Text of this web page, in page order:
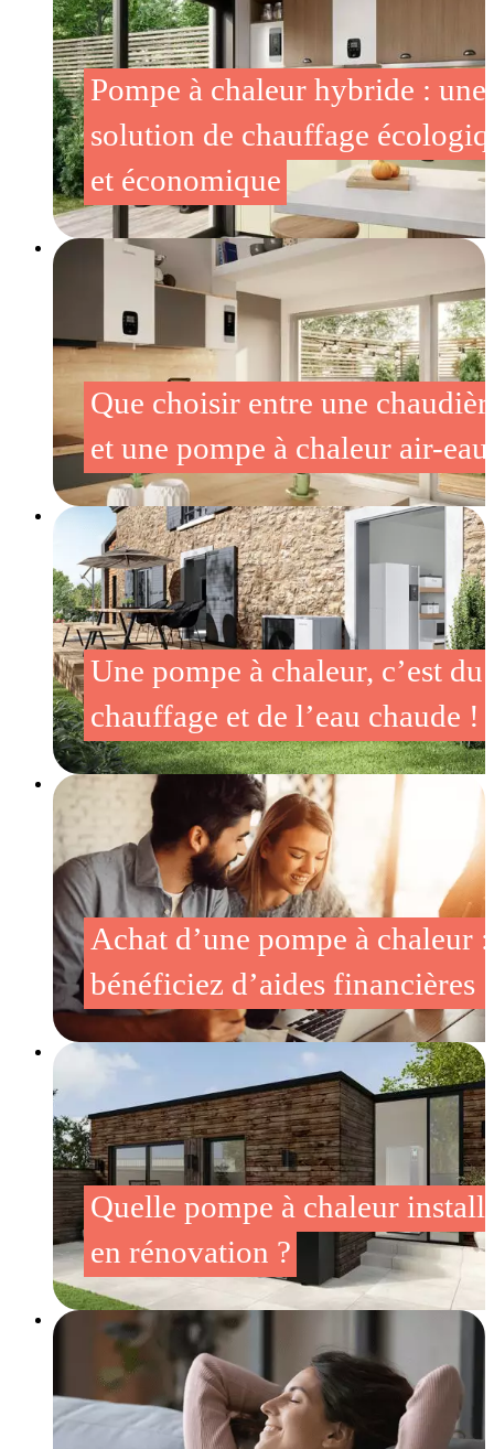
Pompe à chaleur hybride : une
solution de chauffage
et économique
Que choisir entre une
et une pompe à chaleur air-eau
Une pompe à chaleur, c’est du
chauffage et de l’eau chaude !
Achat d’une pompe à chaleur :
bénéficiez d’aides financières !
Quelle pompe à chaleur
en rénovation ?